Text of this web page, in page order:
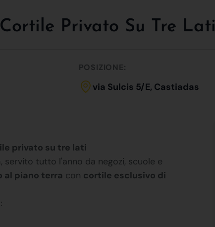
Privato Su Tre Lati
POSIZIONE:
via Sulcis 5/E, Castiadas
privato su tre lati
, servito tutto l'anno da negozi, scuole e
piano terra con cortile esclusivo di